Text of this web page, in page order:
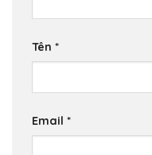
Tên *
Email *